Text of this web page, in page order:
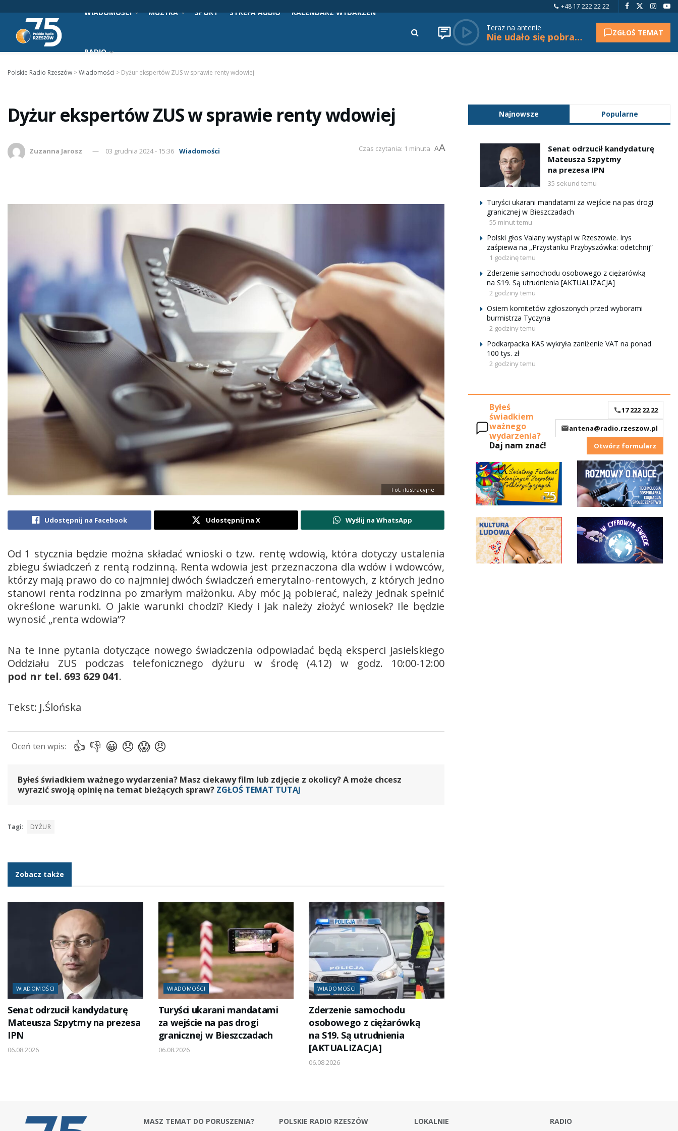
+48 17 222 22 22
WIADOMOŚCI MUZYKA SPORT STREFA AUDIO KALENDARZ WYDARZEŃ
RADIO
Teraz na antenie
Nie udało się pobrać tytułu. ZGŁOŚ TEMAT
Polskie Radio Rzeszów >Wiadomości > Dyżur ekspertów ZUS w sprawie renty wdowiej
Dyżur ekspertów ZUS w sprawie renty wdowiej
Zuzanna Jarosz 03 grudnia 2024 - 15:36 Wiadomości Czas czytania: 1 minuta AA
Fot. ilustracyjne
Udostępnij na Facebook Udostępnij na X Wyślij na WhatsApp
Od 1 stycznia będzie można składać wnioski o tzw. rentę wdowią, która dotyczy ustalenia
zbiegu świadczeń z rentą rodzinną. Renta wdowia jest przeznaczona dla wdów i wdowców,
którzy mają prawo do co najmniej dwóch świadczeń emerytalno-rentowych, z których jedno
stanowi renta rodzinna po zmarłym małżonku. Aby móc ją pobierać, należy jednak spełnić
określone warunki. O jakie warunki chodzi? Kiedy i jak należy złożyć wniosek? Ile będzie
wynosić „renta wdowia”?
Na te inne pytania dotyczące nowego świadczenia odpowiadać będą eksperci jasielskiego
Oddziału ZUS podczas telefonicznego dyżuru w środę (4.12) w godz. 10:00-12:00
pod nr tel. 693 629 041.
Tekst: J.Ślońska
Byłeś świadkiem ważnego wydarzenia? Masz ciekawy film lub zdjęcie z okolicy? A może chcesz
wyrazić swoją opinię na temat bieżących spraw? ZGŁOŚ TEMAT TUTAJ
Tagi: DYŻUR
Zobacz także
WIADOMOŚCI
Senat odrzucił kandydaturę
Mateusza Szpytmy na prezesa
IPN
06.08.2026
WIADOMOŚCI
Turyści ukarani mandatami
za wejście na pas drogi
granicznej w Bieszczadach
06.08.2026
WIADOMOŚCI
Zderzenie samochodu
osobowego z ciężarówką
na S19. Są utrudnienia
[AKTUALIZACJA]
06.08.2026
Najnowsze Popularne
Senat odrzucił kandydaturę
Mateusza Szpytmy
na prezesa IPN
35 sekund temu
Turyści ukarani mandatami za wejście na pas drogi
granicznej w Bieszczadach
55 minut temu
Polski głos Vaiany wystąpi w Rzeszowie. Irys
zaśpiewa na „Przystanku Przybyszówka: odetchnij”
1 godzinę temu
Zderzenie samochodu osobowego z ciężarówką
na S19. Są utrudnienia [AKTUALIZACJA]
2 godziny temu
Osiem komitetów zgłoszonych przed wyborami
burmistrza Tyczyna
2 godziny temu
Podkarpacka KAS wykryła zaniżenie VAT na ponad
100 tys. zł
2 godziny temu
Byłeś
świadkiem
ważnego
wydarzenia?
Daj nam znać!
17 222 22 22
antena@radio.rzeszow.pl
Otwórz formularz
MASZ TEMAT DO PORUSZENIA? POLSKIE RADIO RZESZÓW LOKALNIE RADIO